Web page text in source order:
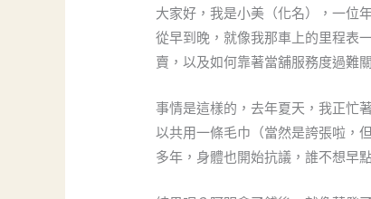
大家好，我是小美（化名），一位
從早到晚，就像我那車上的里程表
賣，以及如何靠著當舖服務度過難
事情是這樣的，去年夏天，我正忙
以共用一條毛巾（當然是誇張啦，
多年，身體也開始抗議，誰不想早